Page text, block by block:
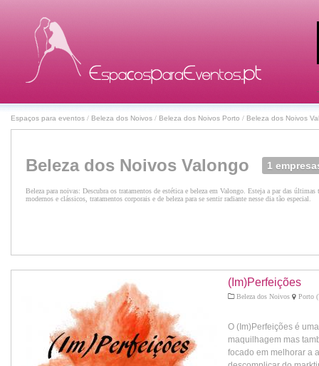
Espaços para eventos / Beleza dos Noivos / Beleza dos Noivos Porto / Beleza dos Noivos
Beleza dos Noivos Valongo 1
Beleza para noivas: Descubra os tratamentos de estética e beleza em Valongo. Esteja a par das últimas
modernos e clássicos, tratamentos corporais e de beleza para se sentir radiante nesse dia tão especial.
(Im)Perfeições
Beleza dos Noivos Porto
O (Im)Perfeições é
maquilhagem mas
focado em melhorar a